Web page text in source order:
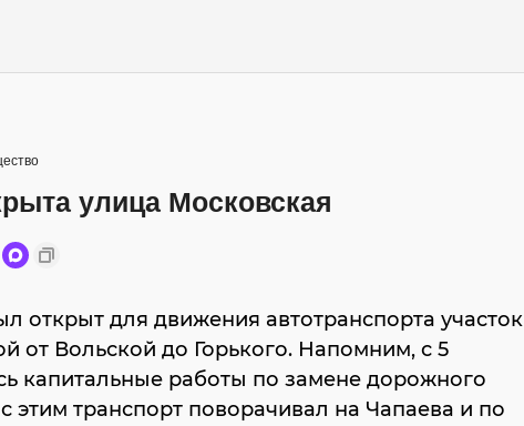
улица Московская
открыт для движения автотранспорта участок
от Вольской до Горького. Напомним, с 5
капитальные работы по замене дорожного
этим транспорт поворачивал на Чапаева и по